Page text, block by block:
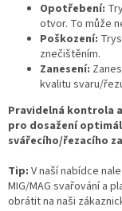
Opotřebení:
otvor. To může
Poškození:
znečištěním.
Zanesení:
kvalitu svaru/
Pravidelná kontrola
pro dosažení
svářecího/řezacího
Tip: V naší nabídce
MIG/MAG svařování a
obrátit na naši